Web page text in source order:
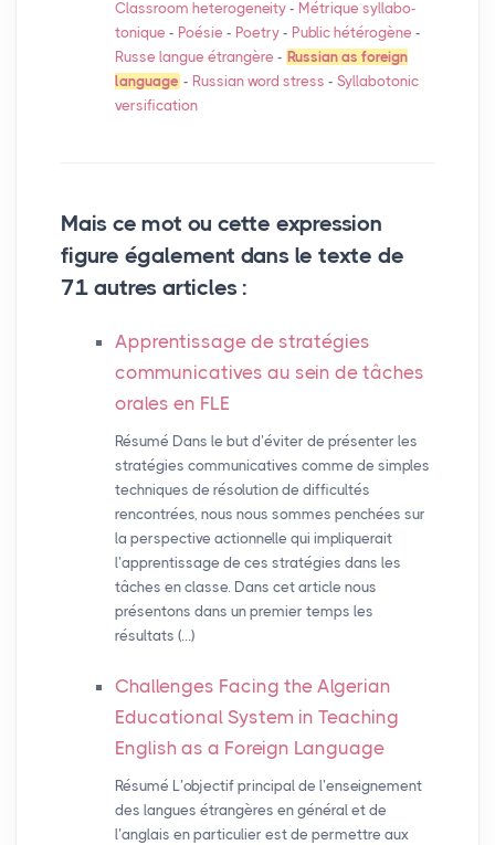
Classroom heterogeneity- Métrique syllabo-
tonique - Poésie - Poetry- Public hétérogène -
Russe langue étrangère - Russian as foreign
language - Russian word stress -Syllabotonic
versification
Mais ce mot ou cette expression
figure également dans le texte de
71 autres articles :
Apprentissage de stratégies
communicatives au sein de tâches
orales en FLE
Résumé Dans le but d’éviter de présenter les
stratégies communicatives comme de simples
techniques de résolution de difficultés
rencontrées, nous nous sommes penchées sur
la perspective actionnelle qui impliquerait
l’apprentissage de ces stratégies dans les
tâches en classe. Dans cet article nous
présentons dans un premier temps les
résultats (…)
Challenges Facing the Algerian
Educational System in Teaching
English as a Foreign Language
Résumé L’objectif principal de l’enseignement
des langues étrangères en général et de
l’anglais en particulier est de permettre aux